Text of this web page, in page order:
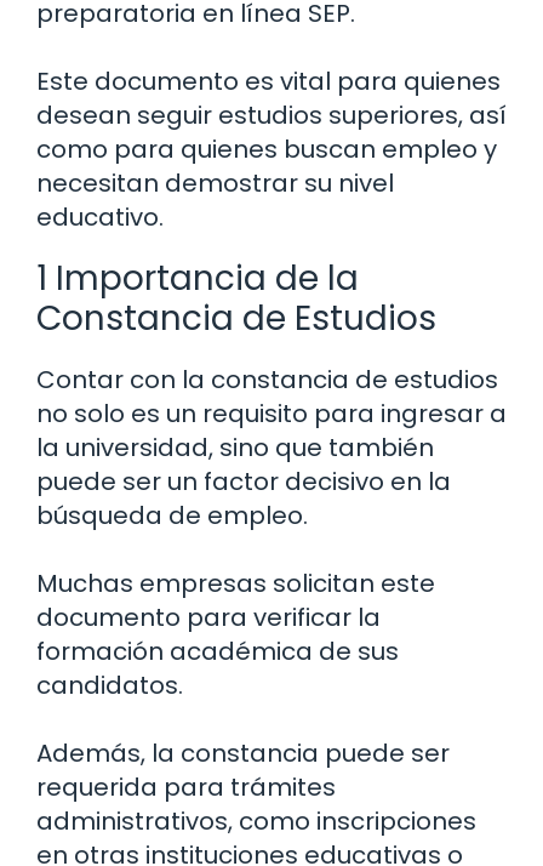
preparatoria en línea SEP.
Este documento es vital para quienes
desean seguir estudios superiores, así
como para quienes buscan empleo y
necesitan demostrar su nivel
educativo.
1 Importancia de la
Constancia de Estudios
Contar con la constancia de estudios
no solo es un requisito para ingresar a
la universidad, sino que también
puede ser un factor decisivo en la
búsqueda de empleo.
Muchas empresas solicitan este
documento para verificar la
formación académica de sus
candidatos.
Además, la constancia puede ser
requerida para trámites
administrativos, como inscripciones
en otras instituciones educativas o